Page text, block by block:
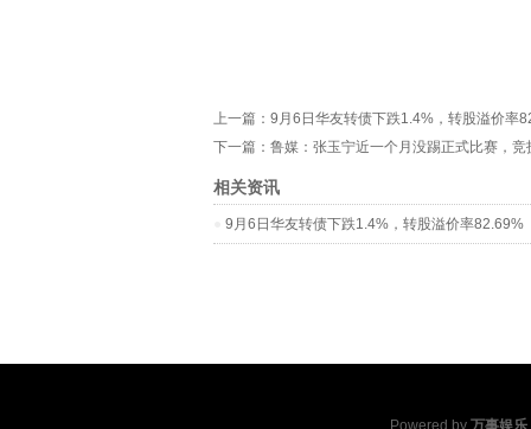
上一篇： 9月6日华友转债下跌1.4%，转股溢价率
下一篇： 鲁媒：张玉宁近一个月没踢正式比赛，
相关资讯
9月6日华友转债下跌1.4%，转股溢价率82.69%
Powered by 万事娱乐